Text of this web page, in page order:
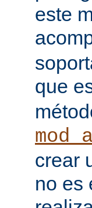
este
que
crear
no es